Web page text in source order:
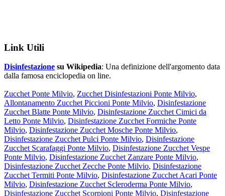
Link Utili
Disinfestazione su Wikipedia: Una definizione dell'argomento data
dalla famosa enciclopedia on line.
Zucchet Ponte Milvio, Zucchet Disinfestazioni Ponte Milvio,
Allontanamento Zucchet Piccioni Ponte Milvio, Disinfestazione
Zucchet Blatte Ponte Milvio, Disinfestazione Zucchet Cimici da
Letto Ponte Milvio, Disinfestazione Zucchet Formiche Ponte
Milvio, Disinfestazione Zucchet Mosche Ponte Milvio,
Disinfestazione Zucchet Pulci Ponte Milvio, Disinfestazione
Zucchet Scarafaggi Ponte Milvio, Disinfestazione Zucchet Vespe
Ponte Milvio, Disinfestazione Zucchet Zanzare Ponte Milvio,
Disinfestazione Zucchet Zecche Ponte Milvio, Disinfestazione
Zucchet Termiti Ponte Milvio, Disinfestazione Zucchet Acari Ponte
Milvio, Disinfestazione Zucchet Scleroderma Ponte Milvio,
Disinfestazione Zucchet Scorpioni Ponte Milvio, Disinfestazione